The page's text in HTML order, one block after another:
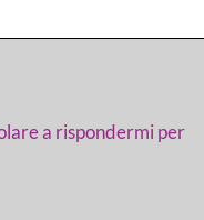
a rispondermi per